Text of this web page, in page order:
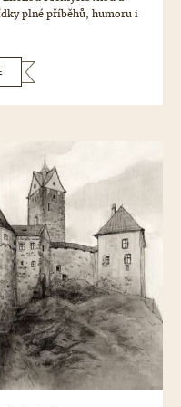
plné příběhů, humoru i